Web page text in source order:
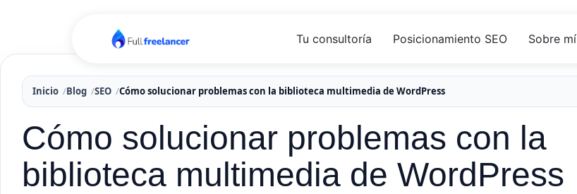
Tu consultoría Posicionamiento SEO Sobre mí
Inicio Blog SEO Cómo solucionar problemas con la biblioteca multimedia de WordPress
Cómo solucionar problemas con la
biblioteca multimedia de WordPress